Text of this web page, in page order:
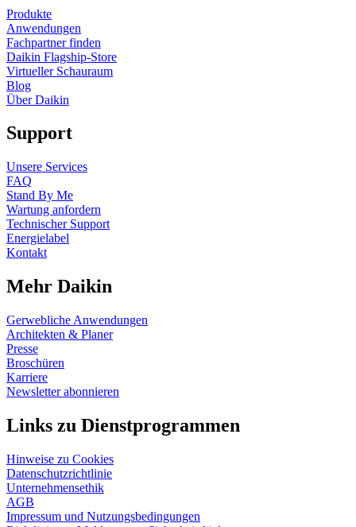
Produkte
Anwendungen
Fachpartner finden
Daikin Flagship-Store
Virtueller Schauraum
Blog
Über Daikin
Support
Unsere Services
FAQ
Stand By Me
Wartung anfordern
Technischer Support
Energielabel
Kontakt
Mehr Daikin
Gerwebliche Anwendungen
Architekten & Planer
Presse
Broschüren
Karriere
Newsletter abonnieren
Links zu Dienstprogrammen
Hinweise zu Cookies
Datenschutzrichtlinie
Unternehmensethik
AGB
Impressum und Nutzungsbedingungen